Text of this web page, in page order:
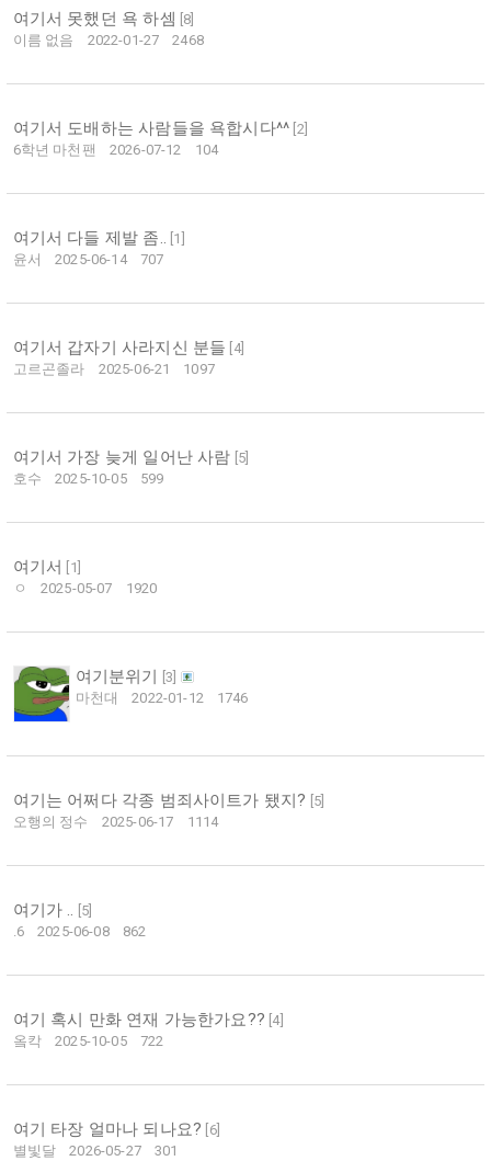
여기서 못했던 욕 하셈 8
이름 없음
2022-01-27 2468
여기서 도배하는 사람들을 욕합시다^^ 2]
6학년 마천팬
2026-07-12 104
여기서 다들 제발 좀.. 1
윤서
2025-06-14 707
여기서 갑자기 사라지신 분들 4]
고르곤졸라
2025-06-21 1097
여기서 가장 늦게 일어난 사람 5
호수
2025-10-05 599
여기서 1
ㅇ
2025-05-07 1920
여기분위기 3
마천대
2022-01-12 1746
여기는 어쩌다 각종 범죄사이트가 됐지? 5]
오행의 정수
2025-06-17 1114
여기가 .. 5
.6
2025-06-08 862
여기 혹시 만화 연재 가능한가요?? 4]
옼칵
2025-10-05 722
여기 타장 얼마나 되나요? 6]
별빛달
2026-05-27 301